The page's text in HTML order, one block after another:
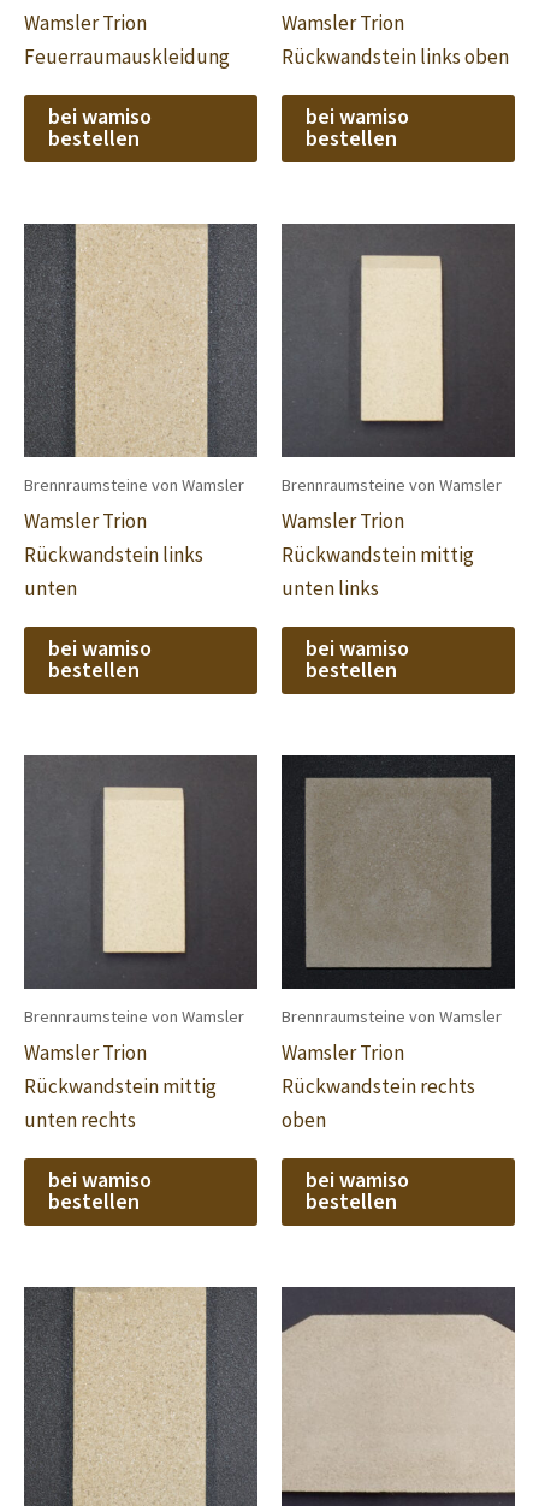
Wamsler Trion
Feuerraumauskleidung
bei wamiso
bestellen
Wamsler Trion
Rückwandstein links oben
bei wamiso
bestellen
Brennraumsteine von Wamsler
Wamsler Trion
Rückwandstein links
unten
bei wamiso
bestellen
Brennraumsteine von Wamsler
Wamsler Trion
Rückwandstein mittig
unten links
bei wamiso
bestellen
Brennraumsteine von Wamsler
Wamsler Trion
Rückwandstein mittig
unten rechts
bei wamiso
bestellen
Brennraumsteine von Wamsler
Wamsler Trion
Rückwandstein rechts
oben
bei wamiso
bestellen